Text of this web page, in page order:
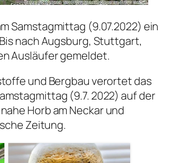
Samstagmittag (9.07.2022) ein
nach Augsburg, Stuttgart,
Ausläufer gemeldet.
und Bergbau verortet das
(9.7. 2022) auf der
Horb am Neckar und
Zeitung.